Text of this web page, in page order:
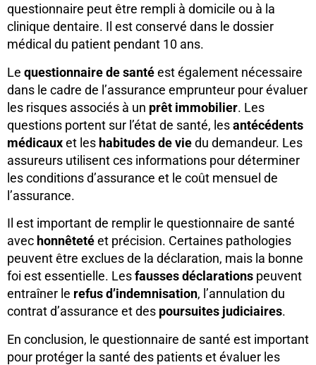
questionnaire peut être rempli à domicile ou à la
clinique dentaire. Il est conservé dans le dossier
médical du patient pendant 10 ans.
Le questionnaire de santéest également nécessaire
dans le cadre de l’assurance emprunteur pour évaluer
les risques associés à un prêt immobilier. Les
questions portent sur l’état de santé, lesantécédents
médicauxet les habitudes de viedu demandeur. Les
assureurs utilisent ces informations pour déterminer
les conditions d’assurance et le coût mensuel de
l’assurance.
Il est important de remplir le questionnaire de santé
avec honnêtetéet précision. Certaines pathologies
peuvent être exclues de la déclaration, mais la bonne
foi est essentielle. Lesfausses déclarations peuvent
entraîner le refus d’indemnisation, l’annulation du
contrat d’assurance et des poursuites judiciaires.
En conclusion, le questionnaire de santé est important
pour protéger la santé des patients et évaluer les